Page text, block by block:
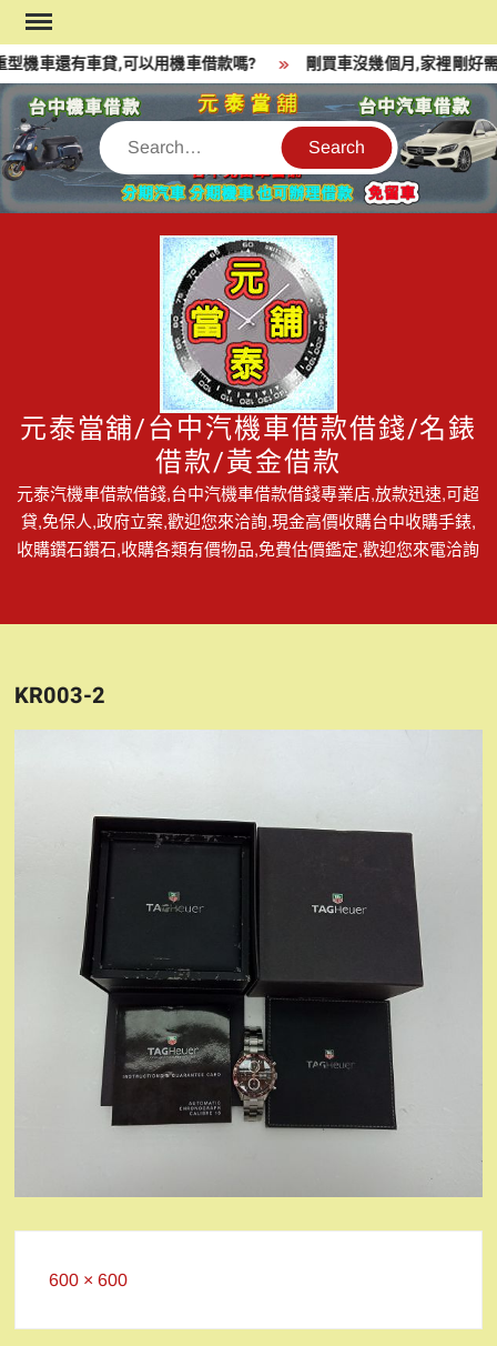
Skip
to
content
機車還有車貸,可以用機車借款嗎? 剛買車沒幾個月,家裡剛好
Search
元泰當舖/台中汽機車借款借錢/名錶
借款/黃金借款
元泰汽機車借款借錢,台中汽機車借款借錢專業店,放款迅速,可超
貸,免保人,政府立案,歡迎您來洽詢,現金高價收購台中收購手錶,
收購鑽石鑽石,收購各類有價物品,免費估價鑑定,歡迎您來電洽詢
KR003-2
Full
600 × 600